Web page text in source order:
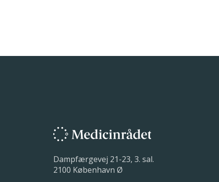
Dampfærgevej 21-23, 3. sal.
2100 København Ø